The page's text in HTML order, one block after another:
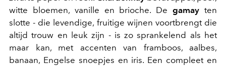
witte bloemen, vanille en brioche. Degamay ten
slotte - die levendige, fruitige wijnen voortbrengt die
altijd trouw en leuk zijn - is zo sprankelend als het
maar kan, met accenten van framboos, aalbes,
banaan, Engelse snoepjes en iris. Een compleet en